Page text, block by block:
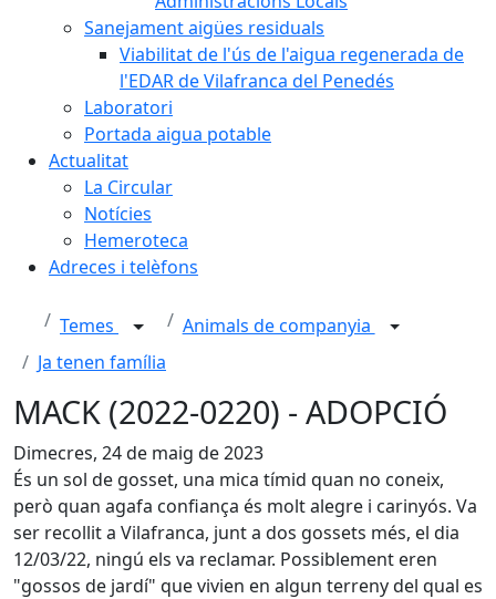
Sanejament aigües residuals
Viabilitat de l'ús de l'aigua regenerada de
l'EDAR de Vilafranca del Penedés
Laboratori
Portada aigua potable
Actualitat
La Circular
Notícies
Hemeroteca
Adreces i telèfons
Temes
Animals de companyia
Ja tenen família
MACK (2022-0220) - ADOPCIÓ
Dimecres, 24 de maig de 2023
És un sol de gosset, una mica tímid quan no coneix,
però quan agafa confiança és molt alegre i carinyós. Va
ser recollit a Vilafranca, junt a dos gossets més, el dia
12/03/22, ningú els va reclamar. Possiblement eren
"gossos de jardí" que vivien en algun terreny del qual es